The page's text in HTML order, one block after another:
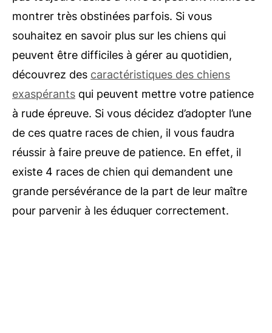
montrer très obstinées parfois. Si vous
souhaitez en savoir plus sur les chiens qui
peuvent être difficiles à gérer au quotidien,
découvrez des caractéristiques des chiens
exaspérants qui peuvent mettre votre patience
à rude épreuve. Si vous décidez d’adopter l’une
de ces quatre races de chien, il vous faudra
réussir à faire preuve de patience. En effet, il
existe 4 races de chien qui demandent une
grande persévérance de la part de leur maître
pour parvenir à les éduquer correctement.